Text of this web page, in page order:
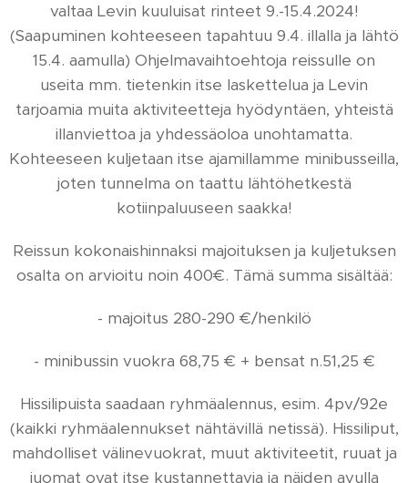
valtaa Levin kuuluisat rinteet 9.-15.4.2024!
(Saapuminen kohteeseen tapahtuu 9.4. illalla ja lähtö
15.4. aamulla) Ohjelmavaihtoehtoja reissulle on
useita mm. tietenkin itse laskettelua ja Levin
tarjoamia muita aktiviteetteja hyödyntäen, yhteistä
illanviettoa ja yhdessäoloa unohtamatta.
Kohteeseen kuljetaan itse ajamillamme minibusseilla,
joten tunnelma on taattu lähtöhetkestä
kotiinpaluuseen saakka!
Reissun kokonaishinnaksi majoituksen ja kuljetuksen
osalta on arvioitu noin 400€. Tämä summa sisältää:
- majoitus 280-290 €/henkilö
- minibussin vuokra 68,75 € + bensat n.51,25 €
Hissilipuista saadaan ryhmäalennus, esim. 4pv/92e
(kaikki ryhmäalennukset nähtävillä netissä). Hissiliput,
mahdolliset välinevuokrat, muut aktiviteetit, ruuat ja
juomat ovat itse kustannettavia ja näiden avulla